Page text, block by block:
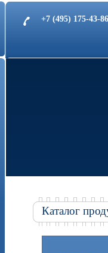
+7 (495) 175-43-
Каталог